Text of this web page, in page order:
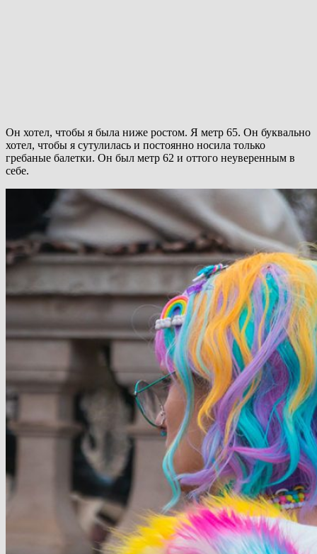
Он хотел, чтобы я была ниже ростом. Я метр 65. Он буквально
хотел, чтобы я сутулилась и постоянно носила только
гребаные балетки. Он был метр 62 и оттого неуверенным в
себе.